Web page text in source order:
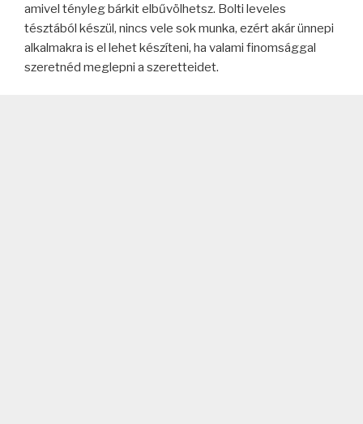
amivel tényleg bárkit elbűvölhetsz. Bolti leveles
tésztából készül, nincs vele sok munka, ezért akár ünnepi
alkalmakra is el lehet készíteni, ha valami finomsággal
szeretnéd meglepni a szeretteidet.